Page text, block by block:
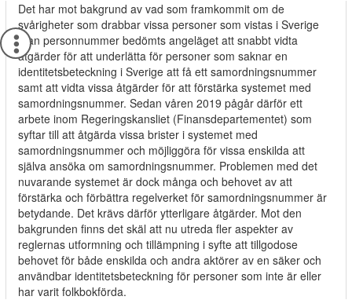
Det har mot bakgrund av vad som framkommit om de
svårigheter som drabbar vissa personer som vistas i Sverige
utan personnummer bedömts angeläget att snabbt vidta
åtgärder för att underlätta för personer som saknar en
identitetsbeteckning i Sverige att få ett samordningsnummer
samt att vidta vissa åtgärder för att förstärka systemet med
samordningsnummer. Sedan våren 2019 pågår därför ett
arbete inom Regeringskansliet (Finansdepartementet) som
syftar till att åtgärda vissa brister i systemet med
samordningsnummer och möjliggöra för vissa enskilda att
själva ansöka om samordningsnummer. Problemen med det
nuvarande systemet är dock många och behovet av att
förstärka och förbättra regelverket för samordningsnummer är
betydande. Det krävs därför ytterligare åtgärder. Mot den
bakgrunden finns det skäl att nu utreda fler aspekter av
reglernas utformning och tillämpning i syfte att tillgodose
behovet för både enskilda och andra aktörer av en säker och
användbar identitetsbeteckning för personer som inte är eller
har varit folkbokförda.